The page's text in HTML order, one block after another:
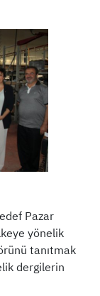
Pazar
yönelik
tanıtmak
dergilerin